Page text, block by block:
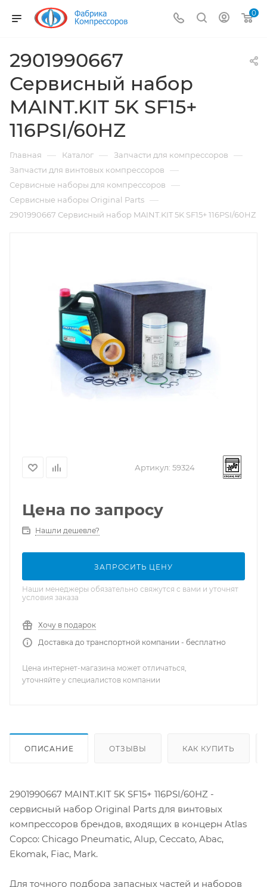
0
2901990667
Сервисный набор
MAINT.KIT 5K SF15+
116PSI/60HZ
Главная — Каталог — Запчасти для компрессоров —
Запчасти для винтовых компрессоров —
Сервисные наборы для компрессоров —
Сервисные наборы Original Parts —
2901990667 Сервисный набор MAINT.KIT 5K SF15+ 116PSI/60HZ
Артикул: 59324
Цена по запросу
Нашли дешевле?
ЗАПРОСИТЬ ЦЕНУ
Наши менеджеры обязательно свяжутся с вами и уточнят
условия заказа
Хочу в подарок
Доставка до транспортной компании - бесплатно
Цена интернет-магазина может отличаться,
уточняйте у специалистов компании
ОПИСАНИЕ ОТЗЫВЫ КАК КУПИТЬ
2901990667 MAINT.KIT 5K SF15+ 116PSI/60HZ -
сервисный набор Original Parts для винтовых
компрессоров брендов, входящих в концерн Atlas
Copco: Chicago Pneumatic, Alup, Ceccato, Abac,
Ekomak, Fiac, Mark.
Для точного подбора запасных частей и наборов